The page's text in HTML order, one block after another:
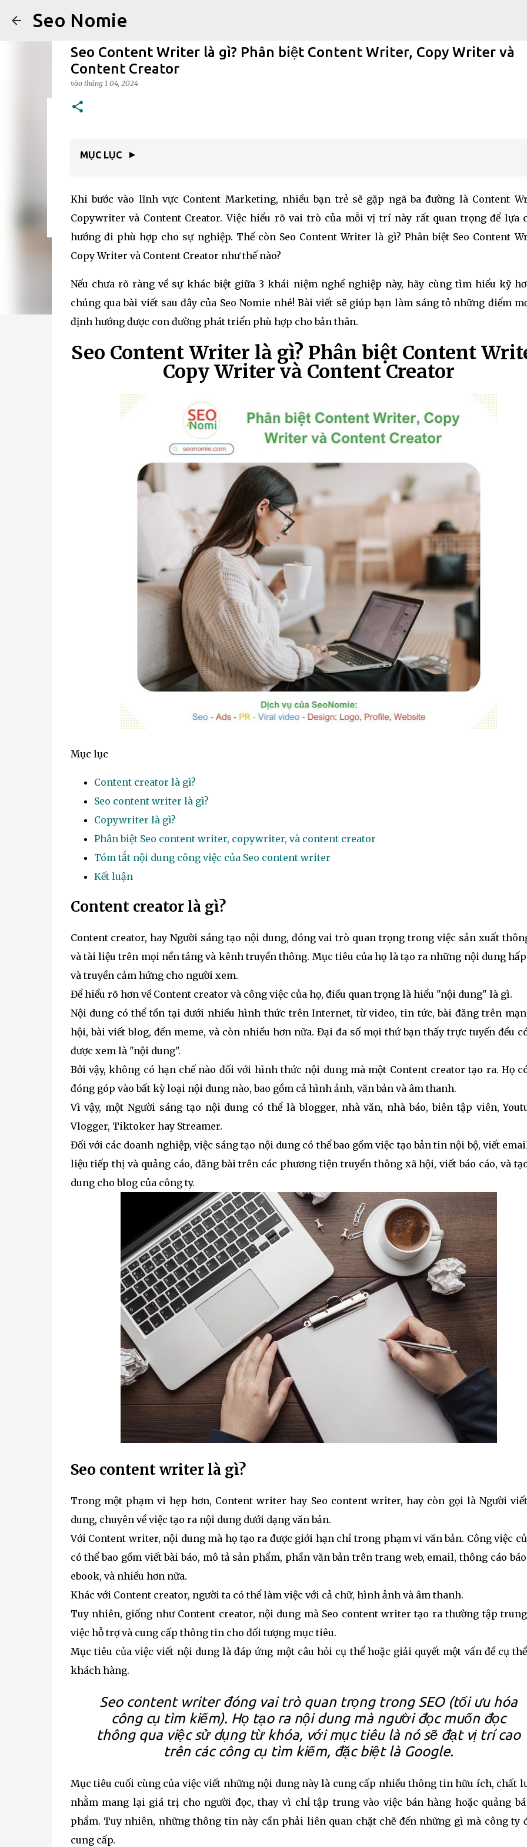
Seo Nomie
Seo Content Writer là gì? Phân biệt Content Writer, Copy Writer và
Content Creator
vào tháng 1 04, 2024
MỤC LỤC ▼
Khi bước vào lĩnh vực Content Marketing, nhiều bạn trẻ sẽ gặp ngã ba đường là Content
Copywriter và Content Creator. Việc hiểu rõ vai trò của mỗi vị trí này rất quan trọng để lựa
hướng đi phù hợp cho sự nghiệp. Thế còn Seo Content Writer là gì? Phân biệt Seo Content
Copy Writer và Content Creator như thế nào?
Nếu chưa rõ ràng về sự khác biệt giữa 3 khái niệm nghề nghiệp này, hãy cùng tìm hiểu kỹ
chúng qua bài viết sau đây của Seo Nomie nhé! Bài viết sẽ giúp bạn làm sáng tỏ những điểm
định hướng được con đường phát triển phù hợp cho bản thân.
Seo Content Writer là gì? Phân biệt Content
Copy Writer và Content Creator
Mục lục
Content creator là gì?
Seo content writer là gì?
Copywriter là gì?
Phân biệt Seo content writer, copywriter, và content creator
Tóm tắt nội dung công việc của Seo content writer
Kết luận
Content creator là gì?
Content creator, hay Người sáng tạo nội dung, đóng vai trò quan trọng trong việc sản xuất
và tài liệu trên mọi nền tảng và kênh truyền thông. Mục tiêu của họ là tạo ra những nội dung
và truyền cảm hứng cho người xem.
Để hiểu rõ hơn về Content creator và công việc của họ, điều quan trọng là hiểu "nội dung" là gì.
Nội dung có thể tồn tại dưới nhiều hình thức trên Internet, từ video, tin tức, bài đăng trên
hội, bài viết blog, đến meme, và còn nhiều hơn nữa. Đại đa số mọi thứ bạn thấy trực tuyến đều
được xem là "nội dung".
Bởi vậy, không có hạn chế nào đối với hình thức nội dung mà một Content creator tạo ra. Họ
đóng góp vào bất kỳ loại nội dung nào, bao gồm cả hình ảnh, văn bản và âm thanh.
Vì vậy, một Người sáng tạo nội dung có thể là blogger, nhà văn, nhà báo, biên tập viên,
Vlogger, Tiktoker hay Streamer.
Đối với các doanh nghiệp, việc sáng tạo nội dung có thể bao gồm việc tạo bản tin nội bộ, viết
liệu tiếp thị và quảng cáo, đăng bài trên các phương tiện truyền thông xã hội, viết báo cáo, và
dung cho blog của công ty.
Seo content writer là gì?
Trong một phạm vi hẹp hơn, Content writer hay Seo content writer, hay còn gọi là Người
dung, chuyên về việc tạo ra nội dung dưới dạng văn bản.
Với Content writer, nội dung mà họ tạo ra được giới hạn chỉ trong phạm vi văn bản. Công việc
có thể bao gồm viết bài báo, mô tả sản phẩm, phần văn bản trên trang web, email, thông cáo
ebook, và nhiều hơn nữa.
Khác với Content creator, người ta có thể làm việc với cả chữ, hình ảnh và âm thanh.
Tuy nhiên, giống như Content creator, nội dung mà Seo content writer tạo ra thường tập
việc hỗ trợ và cung cấp thông tin cho đối tượng mục tiêu.
Mục tiêu của việc viết nội dung là đáp ứng một câu hỏi cụ thể hoặc giải quyết một vấn đề cụ
khách hàng.
Seo content writerđóng vai trò quan trọng trong SEO (tối ưu hóa
công cụ tìm kiếm). Họ tạo ra nội dung mà người đọc muốn đọc
thông qua việc sử dụng từ khóa, với mục tiêu là nó sẽ đạt vị trí cao
trên các công cụ tìm kiếm, đặc biệt là Google.
Mục tiêu cuối cùng của việc viết những nội dung này là cung cấp nhiều thông tin hữu ích, chất
nhằm mang lại giá trị cho người đọc, thay vì chỉ tập trung vào việc bán hàng hoặc quảng bá
phẩm. Tuy nhiên, những thông tin này cần phải liên quan chặt chẽ đến những gì mà công ty
cung cấp.